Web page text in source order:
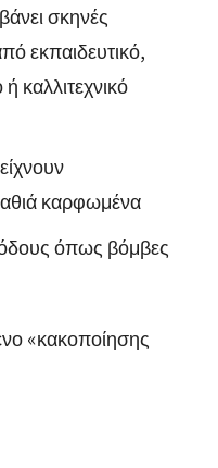
σκηνές
εκπαιδευτικό,
καλλιτεχνικό
καρφωμένα
όπως βόμβες
«κακοποίησης